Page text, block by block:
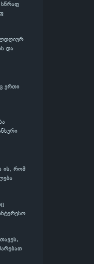
და
ერთი
ის, რომ